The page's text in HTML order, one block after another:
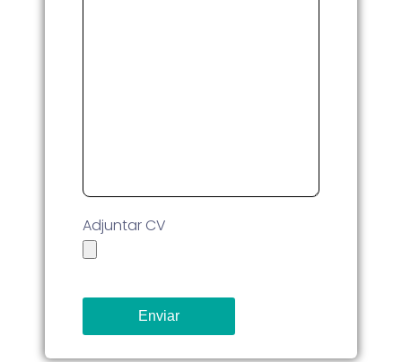
Adjuntar CV